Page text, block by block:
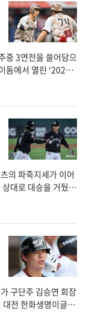
중 3연전을 쓸어담으
돔에서 열린 ‘2024
의 파죽지세가 이어
대로 대승을 거뒀
구단주 김승연 회장
전 한화생명이글스